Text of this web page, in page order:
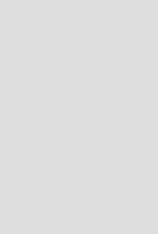
السكنية